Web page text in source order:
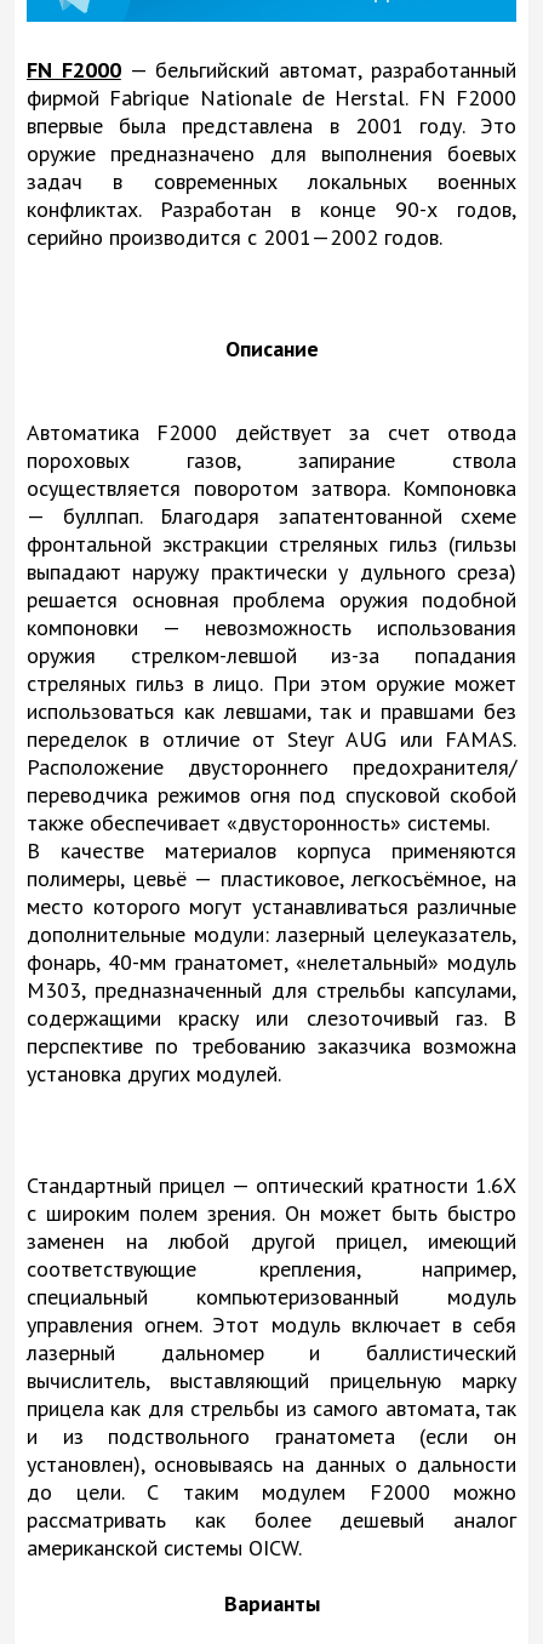
FN F2000— бельгийский автомат, разработанный
фирмой Fabrique Nationale de Herstal. FN F2000
впервые была представлена в 2001 году. Это
оружие предназначено для выполнения боевых
задач в современных локальных военных
конфликтах. Разработан в конце 90-х годов,
серийно производится с 2001—2002 годов.
Описание
Автоматика F2000 действует за счет отвода
пороховых газов, запирание ствола
осуществляется поворотом затвора. Компоновка
— буллпап. Благодаря запатентованной схеме
фронтальной экстракции стреляных гильз (гильзы
выпадают наружу практически у дульного среза)
решается основная проблема оружия подобной
компоновки — невозможность использования
оружия стрелком-левшой из-за попадания
стреляных гильз в лицо. При этом оружие может
использоваться как левшами, так и правшами без
переделок в отличие от Steyr AUG или FAMAS.
Расположение двустороннего предохранителя/
переводчика режимов огня под спусковой скобой
также обеспечивает «двусторонность» системы.
В качестве материалов корпуса применяются
полимеры, цевьё — пластиковое, легкосъёмное, на
место которого могут устанавливаться различные
дополнительные модули: лазерный целеуказатель,
фонарь, 40-мм гранатомет, «нелетальный» модуль
М303, предназначенный для стрельбы капсулами,
содержащими краску или слезоточивый газ. В
перспективе по требованию заказчика возможна
установка других модулей.
Стандартный прицел — оптический кратности 1.6Х
с широким полем зрения. Он может быть быстро
заменен на любой другой прицел, имеющий
соответствующие крепления, например,
специальный компьютеризованный модуль
управления огнем. Этот модуль включает в себя
лазерный дальномер и баллистический
вычислитель, выставляющий прицельную марку
прицела как для стрельбы из самого автомата, так
и из подствольного гранатомета (если он
установлен), основываясь на данных о дальности
до цели. С таким модулем F2000 можно
рассматривать как более дешевый аналог
американской системы OICW.
Варианты